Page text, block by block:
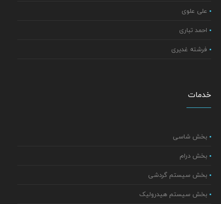
علی علوی
احمد تباری
فرشته غدیری
خدمات
بخش شاسی
بخش درام
بخش سیستم گردشی
بخش سیستم هیدرولیک